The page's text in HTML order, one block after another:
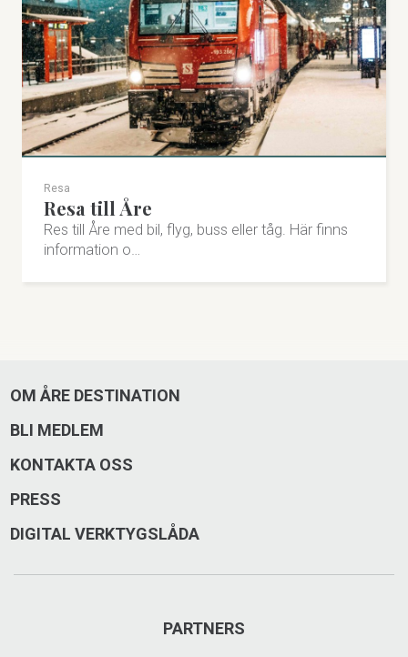
Resa
Resa till Åre
Res till Åre med bil, flyg, buss eller tåg. Här finns
information o…
OM ÅRE DESTINATION
BLI MEDLEM
KONTAKTA OSS
PRESS
DIGITAL VERKTYGSLÅDA
PARTNERS